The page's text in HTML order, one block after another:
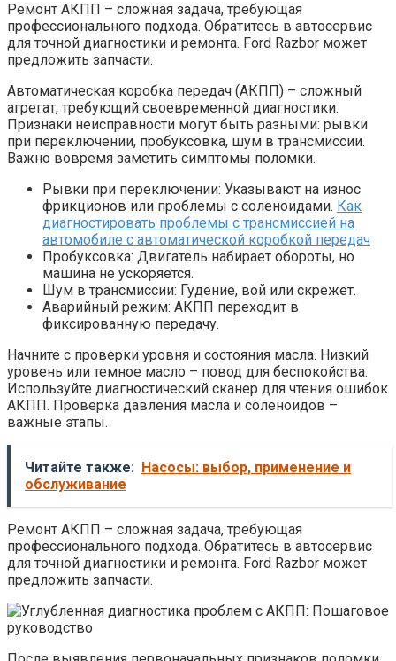
Ремонт АКПП – сложная задача, требующая
профессионального подхода. Обратитесь в автосервис
для точной диагностики и ремонта. Ford Razbor может
предложить запчасти.
Автоматическая коробка передач (АКПП) – сложный
агрегат, требующий своевременной диагностики.
Признаки неисправности могут быть разными: рывки
при переключении, пробуксовка, шум в трансмиссии.
Важно вовремя заметить симптомы поломки.
Рывки при переключении: Указывают на износ
фрикционов или проблемы с соленоидами. Как
диагностировать проблемы с трансмиссией на
автомобиле с автоматической коробкой передач
Пробуксовка: Двигатель набирает обороты, но
машина не ускоряется.
Шум в трансмиссии: Гудение, вой или скрежет.
Аварийный режим: АКПП переходит в
фиксированную передачу.
Начните с проверки уровня и состояния масла. Низкий
уровень или темное масло – повод для беспокойства.
Используйте диагностический сканер для чтения ошибок
АКПП. Проверка давления масла и соленоидов –
важные этапы.
Читайте также: Насосы: выбор, применение и
обслуживание
Ремонт АКПП – сложная задача, требующая
профессионального подхода. Обратитесь в автосервис
для точной диагностики и ремонта. Ford Razbor может
предложить запчасти.